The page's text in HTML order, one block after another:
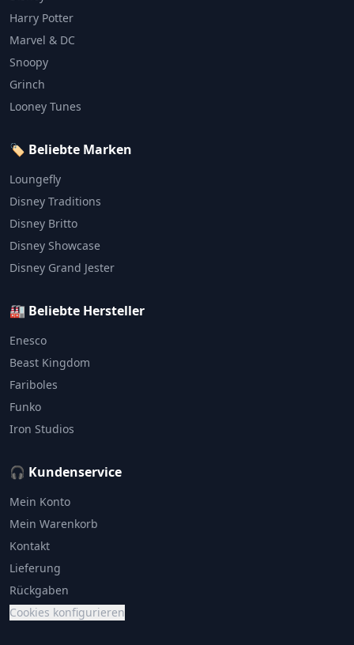
Harry Potter
Marvel & DC
Snoopy
Grinch
Looney Tunes
🏷️ Beliebte Marken
Loungefly
Disney Traditions
Disney Britto
Disney Showcase
Disney Grand Jester
🏭 Beliebte Hersteller
Enesco
Beast Kingdom
Fariboles
Funko
Iron Studios
🎧 Kundenservice
Mein Konto
Mein Warenkorb
Kontakt
Lieferung
Rückgaben
Cookies konfigurieren